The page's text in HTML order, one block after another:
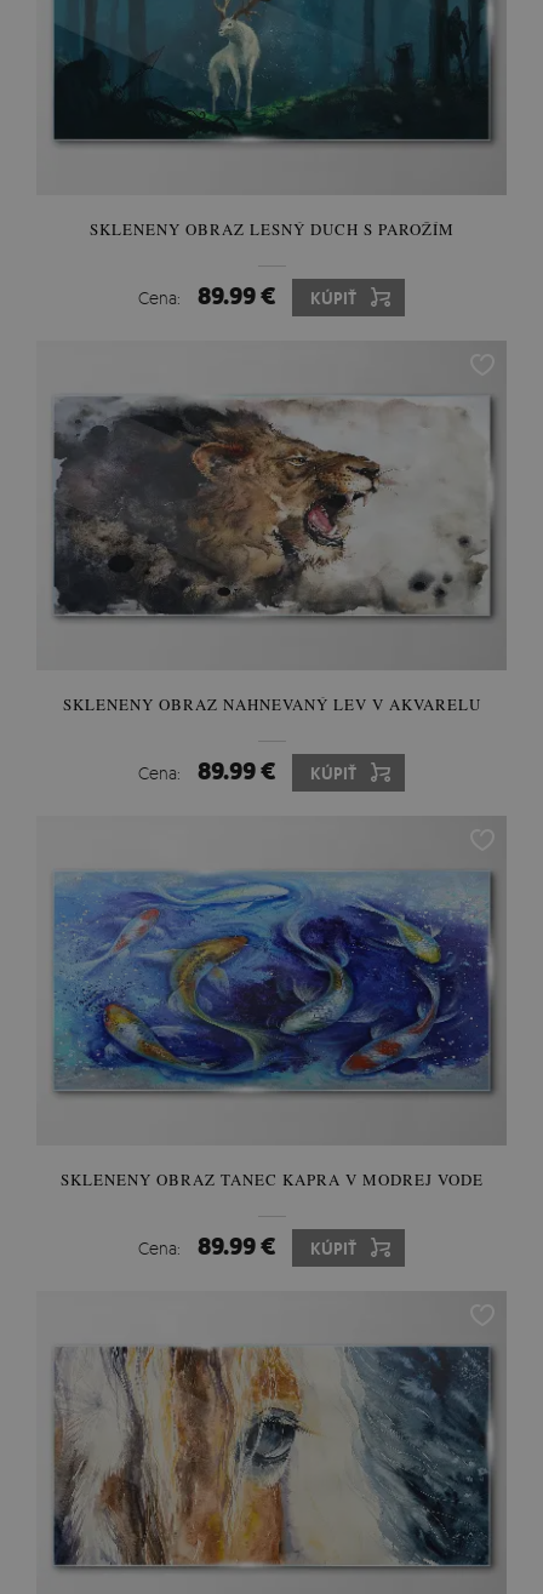
SKLENENY OBRAZ LESNÝ DUCH S PAROŽÍM
Cena: 89.99 € KÚPIŤ
SKLENENY OBRAZ NAHNEVANÝ LEV V AKVARELU
Cena: 89.99 € KÚPIŤ
SKLENENY OBRAZ TANEC KAPRA V MODREJ VODE
Cena: 89.99 € KÚPIŤ